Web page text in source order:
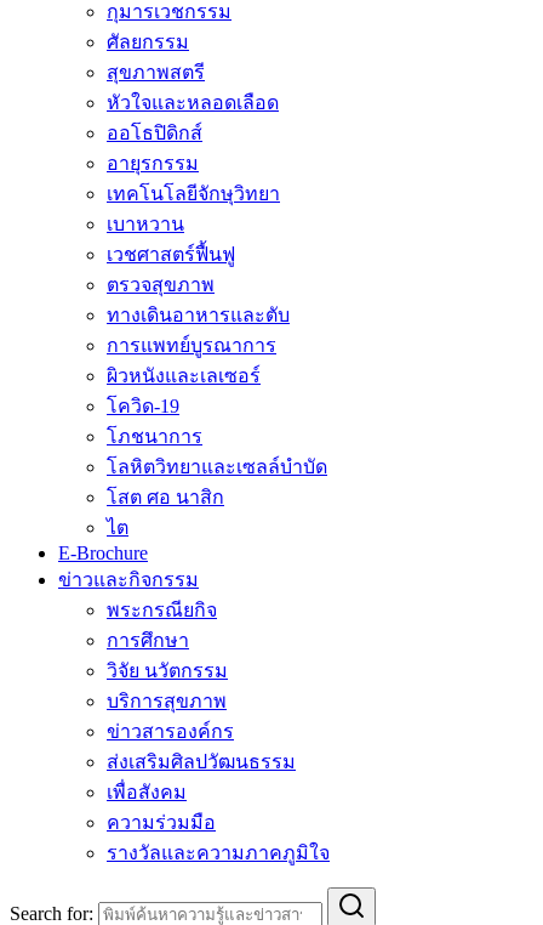
กุมารเวชกรรม
ศัลยกรรม
สุขภาพสตรี
หัวใจและหลอดเลือด
ออโธปิดิกส์
อายุรกรรม
เทคโนโลยีจักษุวิทยา
เบาหวาน
เวชศาสตร์ฟื้นฟู
ตรวจสุขภาพ
ทางเดินอาหารและตับ
การแพทย์บูรณาการ
ผิวหนังและเลเซอร์
โควิด-19
โภชนาการ
โลหิตวิทยาและเซลล์บำบัด
โสต ศอ นาสิก
ไต
E-Brochure
ข่าวและกิจกรรม
พระกรณียกิจ
การศึกษา
วิจัย นวัตกรรม
บริการสุขภาพ
ข่าวสารองค์กร
ส่งเสริมศิลปวัฒนธรรม
เพื่อสังคม
ความร่วมมือ
รางวัลและความภาคภูมิใจ
Search for: